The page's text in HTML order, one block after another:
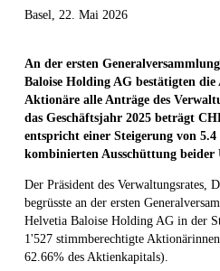
Basel, 22. Mai 2026
An der ersten
Baloise Holding AG bestätigten
Aktionäre alle Anträge des
das Geschäftsjahr 2025 beträgt
entspricht einer Steigerung von
kombinierten Ausschüttung
Der Präsident des Verwaltungsrates,
begrüsste an der ersten
Helvetia Baloise Holding AG in der
1'527 stimmberechtigte
62.66% des Aktienkapitals).